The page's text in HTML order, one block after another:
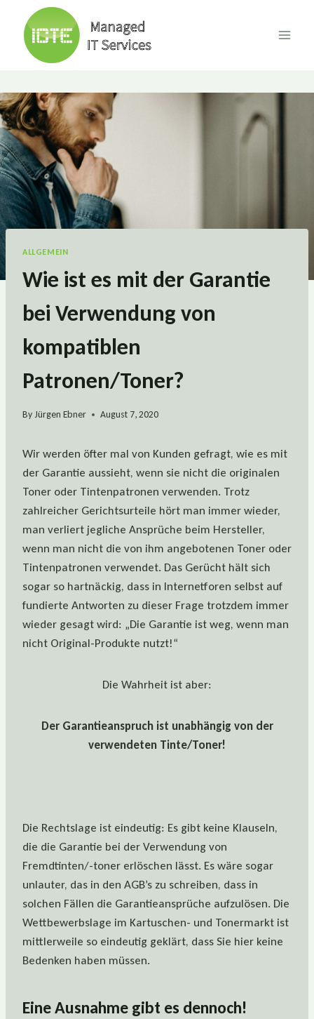
content
ALLGEMEIN
Wie ist es mit der Garantie
bei Verwendung von
kompatiblen
Patronen/Toner?
ByJürgen Ebner August 7, 2020
Wir werden öfter mal von Kunden gefragt, wie es mit
der Garantie aussieht, wenn sie nicht die originalen
Toner oder Tintenpatronen verwenden. Trotz
zahlreicher Gerichtsurteile hört man immer wieder,
man verliert jegliche Ansprüche beim Hersteller,
wenn man nicht die von ihm angebotenen Toner oder
Tintenpatronen verwendet. Das Gerücht hält sich
sogar so hartnäckig, dass in Internetforen selbst auf
fundierte Antworten zu dieser Frage trotzdem immer
wieder gesagt wird: „Die Garantie ist weg, wenn man
nicht Original-Produkte nutzt!“
Die Wahrheit ist aber:
Der Garantieanspruch ist unabhängig von der
verwendeten Tinte/Toner!
Die Rechtslage ist eindeutig: Es gibt keine Klauseln,
die die Garantie bei der Verwendung von
Fremdtinten/-toner erlöschen lässt. Es wäre sogar
unlauter, das in den AGB’s zu schreiben, dass in
solchen Fällen die Garantieansprüche aufzulösen. Die
Wettbewerbslage im Kartuschen- und Tonermarkt ist
mittlerweile so eindeutig geklärt, dass Sie hier keine
Bedenken haben müssen.
Eine Ausnahme gibt es dennoch!